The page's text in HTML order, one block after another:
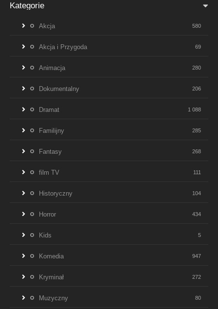
Kategorie
Akcja 580
Akcja i Przygoda 69
Animacja 280
Dokumentalny 206
Dramat 1 088
Familijny 285
Fantasy 268
film TV 111
Historyczny 104
Horror 434
Kids 5
Komedia 947
Kryminał 272
Muzyczny 80